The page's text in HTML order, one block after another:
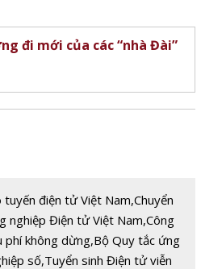
đi mới của các “nhà Đài”
tuyến điện tử Việt Nam,Chuyển
nghiệp Điện tử Việt Nam,Công
phí không dừng,Bộ Quy tắc ứng
số,Tuyển sinh Điện tử viễn